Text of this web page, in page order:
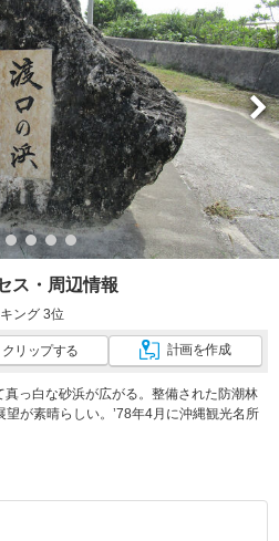
ス・周辺情報
ング 3位
クリップする 計画を作成
っ白な砂浜が広がる。整備された防潮林
が素晴らしい。’78年4月に沖縄観光名所